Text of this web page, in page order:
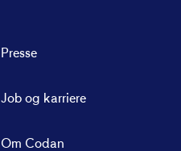
Presse
Job og karriere
Om Codan